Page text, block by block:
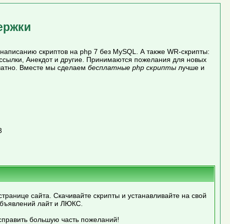
скриптов на php 7 без MySQL. А также WR-скрипты:
Анекдот и другие. Принимаются пожелания для новых
Вместе мы сделаем бесплатные php скриптылучше и
сайта. Скачивайте скрипты и устанавливайте на свой
лайт и ЛЮКС.
большую часть пожеланий!